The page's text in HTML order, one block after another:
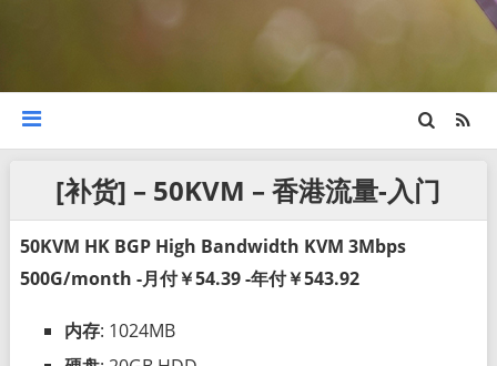
[补货] – 50KVM – 香港流量-入门
50KVM HK BGP High Bandwidth KVM 3Mbps
500G/month -月付￥54.39 -年付￥543.92
内存: 1024MB